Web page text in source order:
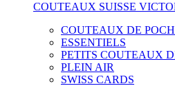
COUTEAUX SUISSE
COUTEAUX DE
ESSENTIELS
PETITS COUTEAUX
PLEIN AIR
SWISS CARDS